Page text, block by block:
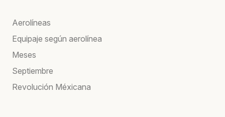
Aerolíneas
Equipaje según aerolínea
Meses
Septiembre
Revolución Méxicana